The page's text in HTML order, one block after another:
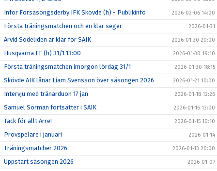
Inför Försäsongsderby IFK Skövde (h) - Publikinfo 2026-02-06 14:00
Första träningsmatchen och en klar seger 2026-01-31
Arvid Södeliden är klar för SAIK 2026-01-30 20:00
Husqvarna FF (h) 31/1 13:00 2026-01-30 19:10
Första träningsmatchen imorgon lördag 31/1 2026-01-30 18:15
Skövde AIK lånar Liam Svensson över säsongen 2026 2026-01-21 10:00
Intervju med tränarduon 17 jan 2026-01-18 12:26
Samuel Sörman fortsätter i SAIK 2026-01-16 13:00
Tack för allt Arre! 2026-01-15 10:10
Provspelare i januari 2026-01-14
Träningsmatcher 2026 2026-01-13 20:00
Uppstart säsongen 2026 2026-01-07